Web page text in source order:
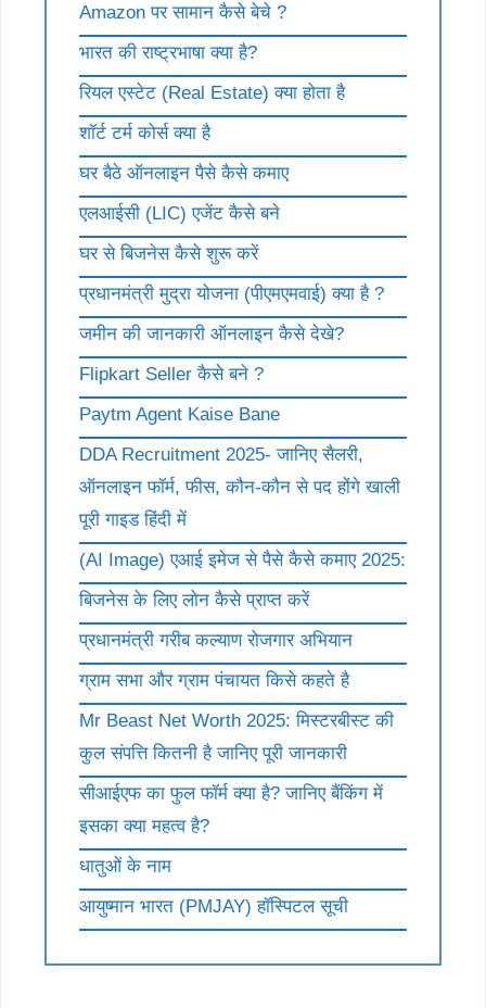
Amazon पर सामान कैसे बेचे ?
भारत की राष्ट्रभाषा क्या है?
रियल एस्टेट (Real Estate) क्या होता है
शॉर्ट टर्म कोर्स क्या है
घर बैठे ऑनलाइन पैसे कैसे कमाए
एलआईसी (LIC) एजेंट कैसे बने
घर से बिजनेस कैसे शुरू करें
प्रधानमंत्री मुद्रा योजना (पीएमएमवाई) क्या है ?
जमीन की जानकारी ऑनलाइन कैसे देखे?
Flipkart Seller कैसे बने ?
Paytm Agent Kaise Bane
DDA Recruitment 2025- जानिए सैलरी,
ऑनलाइन फॉर्म, फीस, कौन-कौन से पद होंगे खाली
पूरी गाइड हिंदी में
(AI Image) एआई इमेज से पैसे कैसे कमाए 2025:
बिजनेस के लिए लोन कैसे प्राप्त करें
प्रधानमंत्री गरीब कल्याण रोजगार अभियान
ग्राम सभा और ग्राम पंचायत किसे कहते है
Mr Beast Net Worth 2025: मिस्टरबीस्ट की
कुल संपत्ति कितनी है जानिए पूरी जानकारी
सीआईएफ का फुल फॉर्म क्या है? जानिए बैंकिंग में
इसका क्या महत्व है?
धातुओं के नाम
आयुष्मान भारत (PMJAY) हॉस्पिटल सूची